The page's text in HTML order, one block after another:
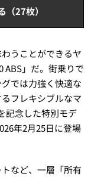
（27枚）
うことができるヤ
ABS」だ。街乗りで
では力強く快適な
フレキシブルなマ
記念した特別モデ
年2月25日に登場
など、一層「所有